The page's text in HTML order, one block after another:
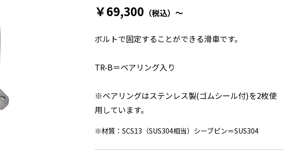
￥69,300 （税込） ～
ボルトで固定することができる滑車です。
TR-B＝ベアリング入り
※ベアリングはステンレス製(ゴムシール付)を2枚使
用しています。
※材質：SCS13（SUS304相当）シーブピン＝SUS304